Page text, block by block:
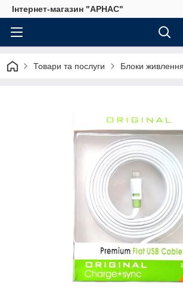
Інтернет-магазин "АРНАС"
Товари та послуги Блоки